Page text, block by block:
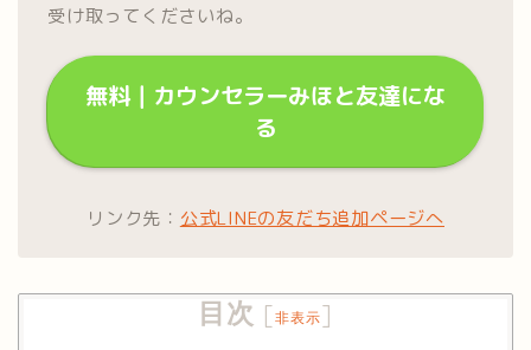
受け取ってくださいね。
無料｜カウンセラーみほと友達にな
る
リンク先： 公式LINEの友だち追加ページへ
目次 [非表示]